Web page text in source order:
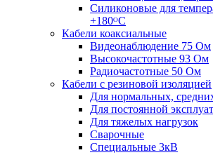
Силиконовые для
+180ᴼС
Кабели коаксиальные
Видеонаблюдение 75 Ом
Высокочастотные 93 Ом
Радиочастотные 50 Ом
Кабели с резиновой изоляцией
Для нормальных,
Для постоянной
Для тяжелых нагрузок
Сварочные
Специальные 3кВ